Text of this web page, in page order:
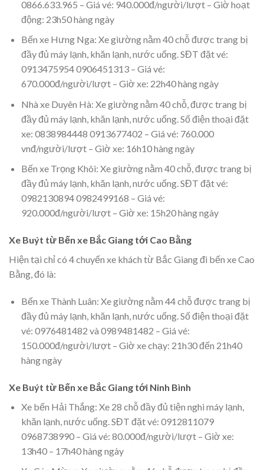
0866.633.965 – Giá vé: 940.000đ/người/lượt – Giờ hoạt
động: 23h50 hàng ngày
Bến xe Hưng Nga: Xe giường nằm 40 chỗ được trang bị
đầy đủ máy lạnh, khăn lạnh, nước uống. SĐT đặt vé:
0913475954 0906451313 – Giá vé:
670.000đ/người/lượt – Giờ xe: 22h40 hàng ngày
Nhà xe Duyên Hà: Xe giường nằm 40 chỗ, được trang bị
đầy đủ máy lạnh, khăn lạnh, nước uống. Số điện thoại đặt
xe: 0838984448 0913677402 – Giá vé: 760.000
vnđ/người/lượt – Giờ xe: 16h10 hàng ngày
Bến xe Trọng Khôi: Xe giường nằm 40 chỗ, được trang bị
đầy đủ máy lạnh, khăn lạnh, nước uống. SĐT đặt vé:
0982130894 0982499168 – Giá vé:
920.000đ/người/lượt – Giờ xe: 15h20 hàng ngày
Xe Buýt từ Bến xe Bắc Giang tới Cao Bằng
Hiện tại chỉ có 4 chuyến xe khách từ Bắc Giang đi bến xe Cao
Bằng, đó là:
Bến xe Thành Luân: Xe giường nằm 44 chỗ được trang bị
đầy đủ máy lạnh, khăn lạnh, nước uống. Số điện thoại đặt
vé: 0976481482 và 0989481482 – Giá vé:
150.000đ/người/lượt – Giờ xe chạy: 21h30 đến 21h40
hàng ngày
Xe Buýt từ Bến xe Bắc Giang tới Ninh Bình
Xe bến Hải Thắng: Xe 28 chỗ đầy đủ tiện nghi máy lạnh,
khăn lạnh, nước uống. SĐT đặt vé: 0912811079
0968738990 – Giá vé: 80.000đ/người/lượt – Giờ xe:
13h40 – 17h40 hàng ngày